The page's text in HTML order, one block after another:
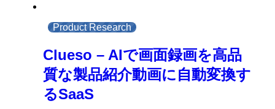
Product Research
Clueso – AIで画面録画を高品
質な製品紹介動画に自動変換す
るSaaS